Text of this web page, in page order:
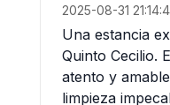
2025-08-31
Una estancia
Quinto Cecilio.
atento y
limpieza